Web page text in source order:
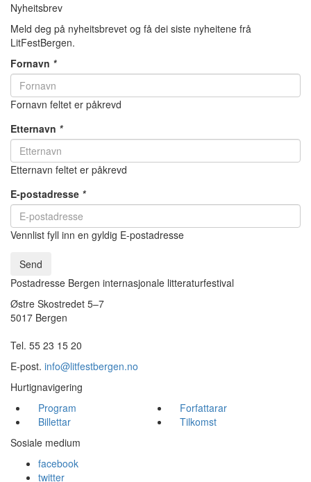
Nyheitsbrev
Meld deg på nyheitsbrevet og få dei siste nyheitene frå
LitFestBergen.
Fornavn *
Fornavn feltet er påkrevd
Etternavn *
Etternavn feltet er påkrevd
E-postadresse *
Vennlist fyll inn en gyldig E-postadresse
Send
Postadresse Bergen internasjonale litteraturfestival
Østre Skostredet 5–7
5017 Bergen
Tel. 55 23 15 20
E-post. info@litfestbergen.no
Hurtignavigering
Program
Forfattarar
Billettar
Tilkomst
Sosiale medium
facebook
twitter